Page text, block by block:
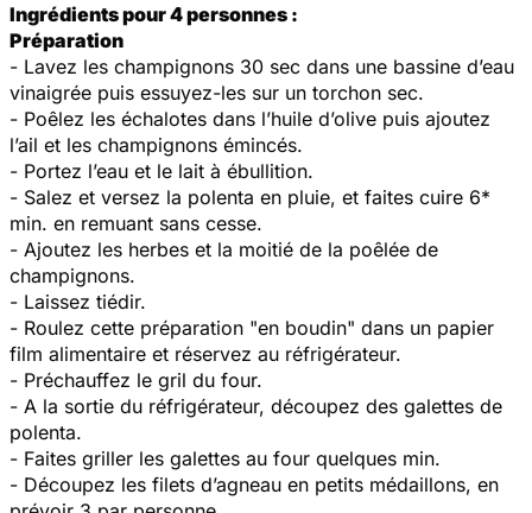
Ingrédients pour 4 personnes :
Préparation
- Lavez les champignons 30 sec dans une bassine d’eau
vinaigrée puis essuyez-les sur un torchon sec.
- Poêlez les échalotes dans l’huile d’olive puis ajoutez
l’ail et les champignons émincés.
- Portez l’eau et le lait à ébullition.
- Salez et versez la polenta en pluie, et faites cuire 6*
min. en remuant sans cesse.
- Ajoutez les herbes et la moitié de la poêlée de
champignons.
- Laissez tiédir.
- Roulez cette préparation "en boudin" dans un papier
film alimentaire et réservez au réfrigérateur.
- Préchauffez le gril du four.
- A la sortie du réfrigérateur, découpez des galettes de
polenta.
- Faites griller les galettes au four quelques min.
- Découpez les filets d’agneau en petits médaillons, en